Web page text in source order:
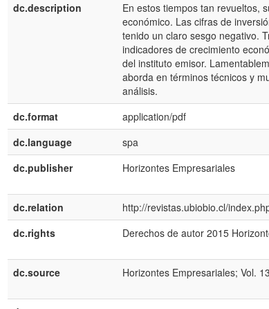
dc.description
En estos tiempos tan revueltos,
económico. Las cifras de
tenido un claro sesgo negativo.
indicadores de crecimiento
del instituto emisor.
aborda en términos técnicos y
análisis.
dc.format
application/pdf
dc.language
spa
dc.publisher
Horizontes Empresariales
dc.relation
http://revistas.ubiobio.cl/
dc.rights
Derechos de autor 2015
dc.source
Horizontes Empresariales; Vol.